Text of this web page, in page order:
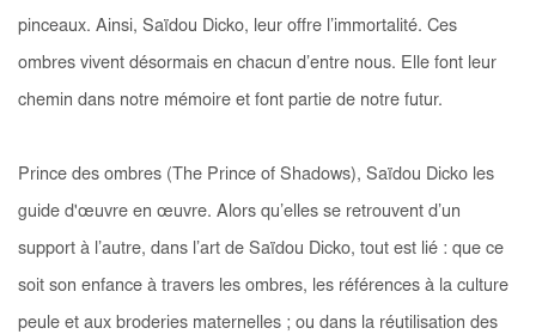
pinceaux. Ainsi, Saïdou Dicko, leur offre l’immortalité. Ces
ombres vivent désormais en chacun d’entre nous. Elle font leur
chemin dans notre mémoire et font partie de notre futur.
Prince des ombres (The Prince of Shadows), Saïdou Dicko les
guide d'œuvre en œuvre. Alors qu’elles se retrouvent d’un
support à l’autre, dans l’art de Saïdou Dicko, tout est lié : que ce
soit son enfance à travers les ombres, les références à la culture
peule et aux broderies maternelles ; ou dans la réutilisation des